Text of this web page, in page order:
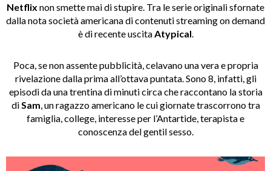
Netflix non smette mai di stupire. Tra le serie originali sfornate
dalla nota società americana di contenuti streaming on demand
è di recente uscita Atypical
Poca, se non assente pubblicità, celavano una vera e propria
rivelazione dalla prima all’ottava puntata. Sono 8, infatti, gli
episodi da una trentina di minuti circa che raccontano la storia
di Sam , un ragazzo americano le cui giornate trascorrono tra
famiglia, college, interesse per l’Antartide, terapista e
conoscenza del gentil sesso.